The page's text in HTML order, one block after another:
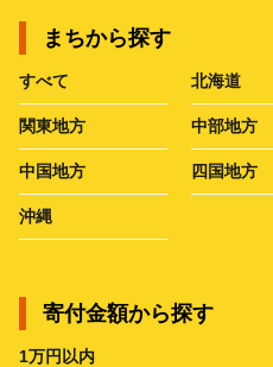
まちから探す
すべて 北海道
関東地方 中部地方
中国地方 四国地方
沖縄
寄付金額から探す
1万円以内